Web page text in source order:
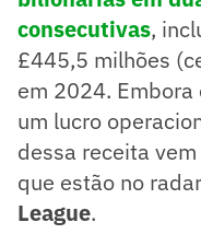
consecutivas,
£445,5 milhões
em 2024.
um lucro
dessa receita
que estão no
League.